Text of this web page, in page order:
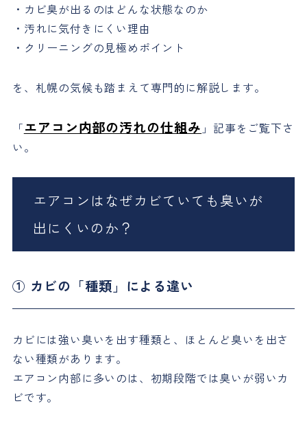
・カビ臭が出るのはどんな状態なのか
・汚れに気付きにくい理由
・クリーニングの見極めポイント
を、札幌の気候も踏まえて専門的に解説します。
「エアコン内部の汚れの仕組み 」記事をご覧下さ
い。
エアコンはなぜカビていても臭いが
出にくいのか？
① カビの「種類」による違い
カビには強い臭いを出す種類と、ほとんど臭いを出さ
ない種類があります。
エアコン内部に多いのは、初期段階では臭いが弱いカ
ビです。